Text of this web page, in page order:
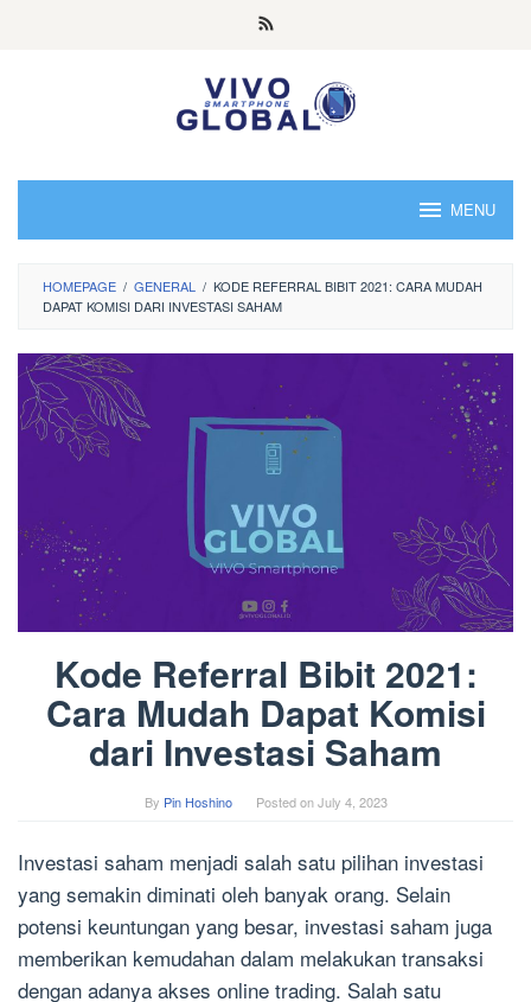
MENU
HOMEPAGE / GENERAL / KODE REFERRAL BIBIT 2021: CARA MUDAH
DAPAT KOMISI DARI INVESTASI SAHAM
Kode Referral Bibit 2021:
Cara Mudah Dapat Komisi
dari Investasi Saham
By Pin Hoshino Posted onJuly 4, 2023
Investasi saham menjadi salah satu pilihan investasi
yang semakin diminati oleh banyak orang. Selain
potensi keuntungan yang besar, investasi saham juga
memberikan kemudahan dalam melakukan transaksi
dengan adanya akses online trading. Salah satu